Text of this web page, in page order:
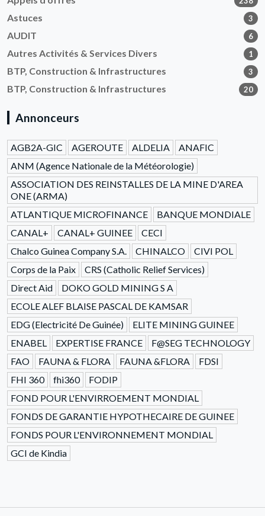
Astuces 3
AUDIT 6
Autres Activités & Services Divers 1
BTP, Construction & Infrastructures 3
BTP, Construction & Infrastructures 20
Annonceurs
AGB2A-GIC AGEROUTE ALDELIA
ANAFIC
ANM (Agence Nationale de la Météorologie)
ASSOCIATION DES REINSTALLES DE LA MINE D'AREA
ONE (ARMA)
ATLANTIQUE MICROFINANCE
BANQUE MONDIALE
CANAL+
CANAL+ GUINEE
CECI
Chalco Guinea Company S.A.
CHINALCO
CIVI POL
Corps de la Paix
CRS (Catholic Relief Services)
Direct Aid
DOKO GOLD MINING S A
ECOLE ALEF BLAISE PASCAL DE KAMSAR
EDG (Electricité De Guinée)
ELITE MINING GUINEE
ENABEL
EXPERTISE FRANCE
F@SEG TECHNOLOGY
FAO
FAUNA & FLORA FAUNA &FLORA
FDSI
FHI 360
fhi360
FODIP
FOND POUR L'ENVIRROEMENT MONDIAL
FONDS DE GARANTIE HYPOTHECAIRE DE GUINEE
FONDS POUR L'ENVIRONNEMENT MONDIAL
GCI de Kindia